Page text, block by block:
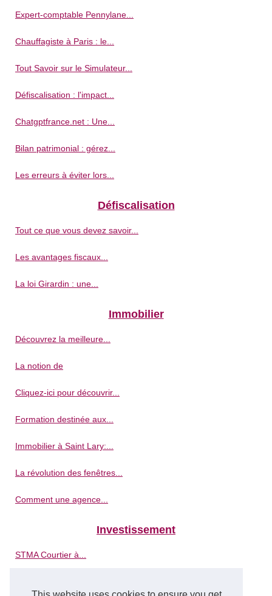
Expert-comptable Pennylane...
Chauffagiste à Paris : le...
Tout Savoir sur le Simulateur...
Défiscalisation : l'impact...
Chatgptfrance.net : Une...
Bilan patrimonial : gérez...
Les erreurs à éviter lors...
Défiscalisation
Tout ce que vous devez savoir...
Les avantages fiscaux...
La loi Girardin : une...
Immobilier
Découvrez la meilleure...
La notion de
Cliquez-ici pour découvrir...
Formation destinée aux...
Immobilier à Saint Lary:...
La révolution des fenêtres...
Comment une agence...
Investissement
STMA Courtier à...